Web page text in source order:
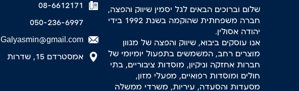
08-6612171
050-236-6997
Galyasmin@gmail.com
אמסטרדם 15, שדרות
שלום וברוכים הבאים לגל יסמין שיווק והפצה,
חברה משפחתית שהוקמה בשנת 1992 בידי
יהודה אסולין.
אנו עוסקים ביבוא, שיווק והפצה של מגוון
מוצרים רחב, המשמשים בתפעול יומיומי של
חברות אחזקה וניקיון, מוסדות ציבוריים, בתי
חולים ומוסדות רפואיים, מפעלי מזון,
מסעדות והסעדה, עיריות, משרדי ממשלה